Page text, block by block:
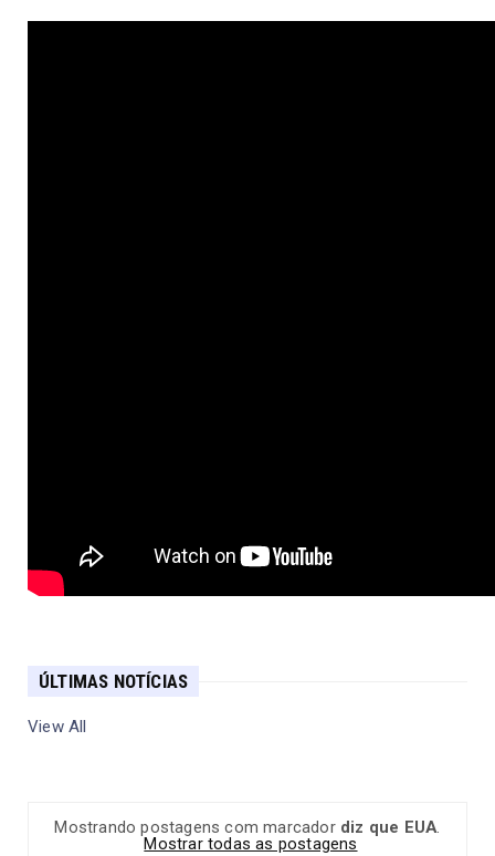
ÚLTIMAS NOTÍCIAS
View All
Mostrando postagens com marcador diz que EUA.
Mostrar todas as postagens